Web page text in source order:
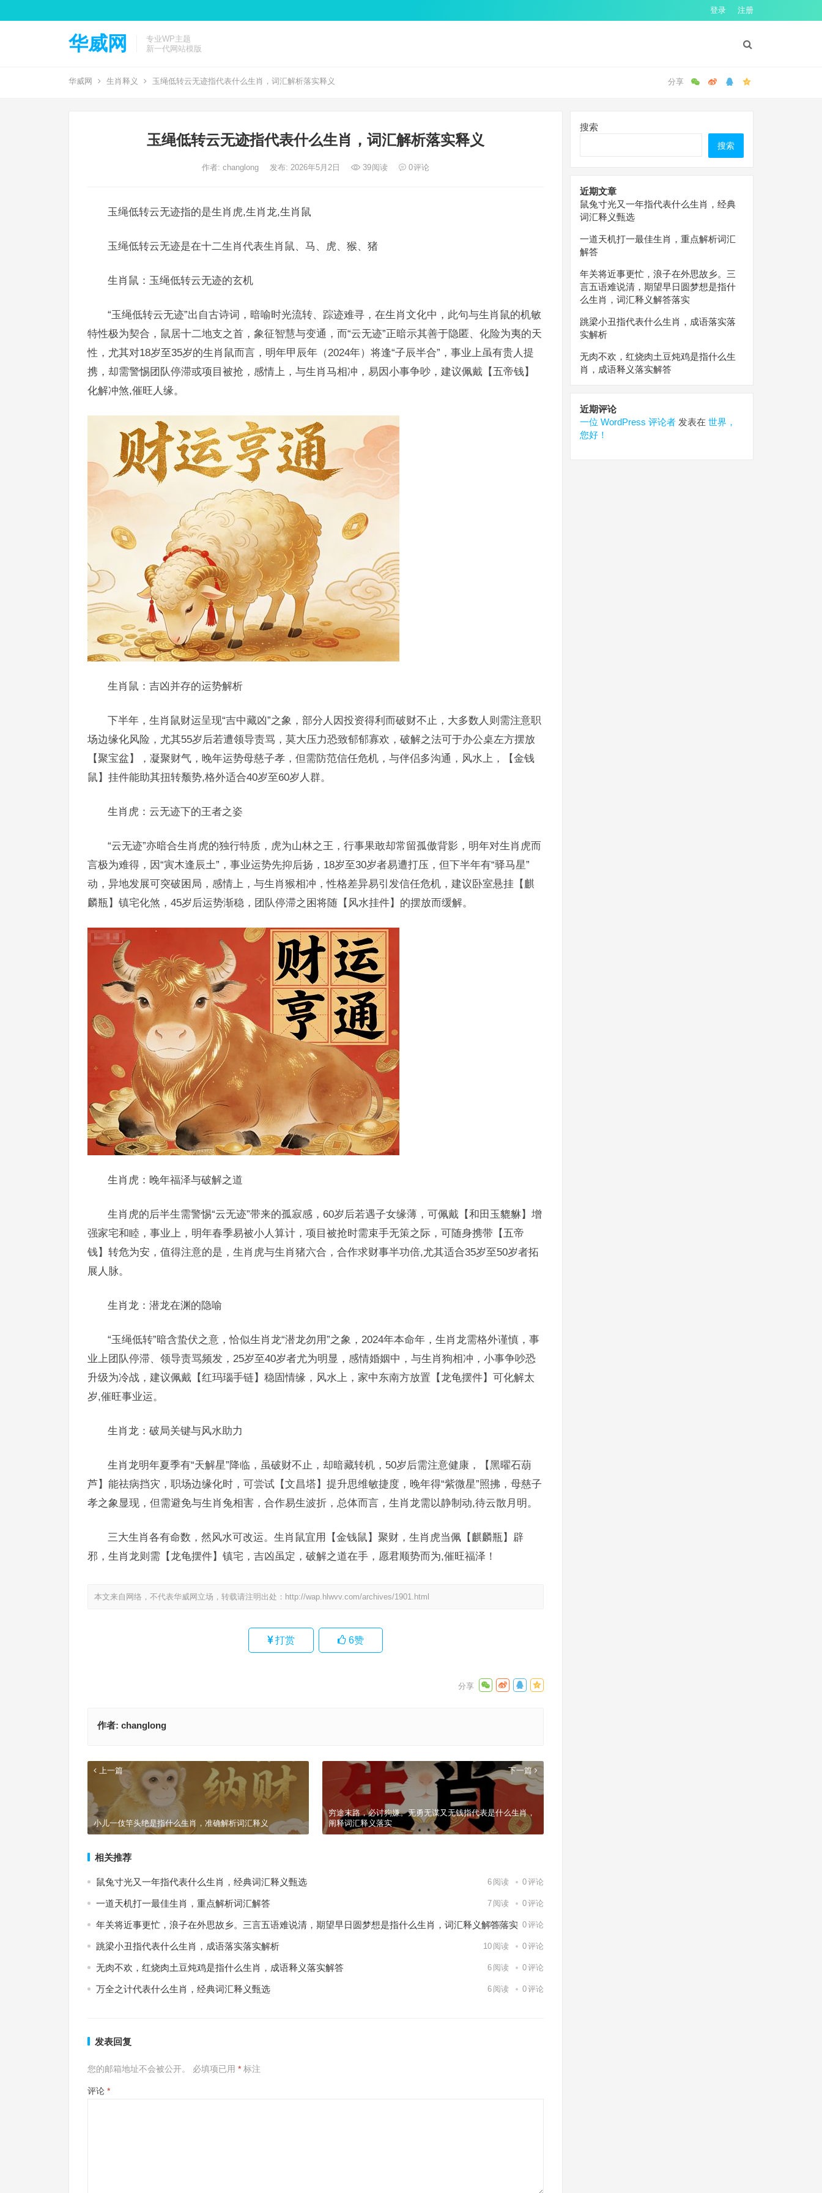
登录 注册
华威网
专业WP主题
新一代网站模版
华威网 生肖释义 玉绳低转云无迹指代表什么生肖，词汇解析落实释义
玉绳低转云无迹指代表什么生肖，词汇解析落实释义
作者: changlong 发布: 2026年5月2日 39阅读 0评论
玉绳低转云无迹指的是生肖虎,生肖龙,生肖鼠
玉绳低转云无迹是在十二生肖代表生肖鼠、马、虎、猴、猪
生肖鼠：玉绳低转云无迹的玄机
“玉绳低转云无迹”出自古诗词，暗喻时光流转、踪迹难寻，在生肖文化中，此句与生肖鼠的机敏
特性极为契合，鼠居十二地支之首，象征智慧与变通，而“云无迹”正暗示其善于隐匿、化险为夷的天
性，尤其对18岁至35岁的生肖鼠而言，明年甲辰年（2024年）将逢“子辰半合”，事业上虽有贵人提
携，却需警惕团队停滞或项目被抢，感情上，与生肖马相冲，易因小事争吵，建议佩戴【五帝钱】
化解冲煞,催旺人缘。
生肖鼠：吉凶并存的运势解析
下半年，生肖鼠财运呈现“吉中藏凶”之象，部分人因投资得利而破财不止，大多数人则需注意职
场边缘化风险，尤其55岁后若遭领导责骂，莫大压力恐致郁郁寡欢，破解之法可于办公桌左方摆放
【聚宝盆】，凝聚财气，晚年运势母慈子孝，但需防范信任危机，与伴侣多沟通，风水上，【金钱
鼠】挂件能助其扭转颓势,格外适合40岁至60岁人群。
生肖虎：云无迹下的王者之姿
“云无迹”亦暗合生肖虎的独行特质，虎为山林之王，行事果敢却常留孤傲背影，明年对生肖虎而
言极为难得，因“寅木逢辰土”，事业运势先抑后扬，18岁至30岁者易遭打压，但下半年有“驿马星”
动，异地发展可突破困局，感情上，与生肖猴相冲，性格差异易引发信任危机，建议卧室悬挂【麒
麟瓶】镇宅化煞，45岁后运势渐稳，团队停滞之困将随【风水挂件】的摆放而缓解。
生肖虎：晚年福泽与破解之道
生肖虎的后半生需警惕“云无迹”带来的孤寂感，60岁后若遇子女缘薄，可佩戴【和田玉貔貅】增
强家宅和睦，事业上，明年春季易被小人算计，项目被抢时需束手无策之际，可随身携带【五帝
钱】转危为安，值得注意的是，生肖虎与生肖猪六合，合作求财事半功倍,尤其适合35岁至50岁者拓
展人脉。
生肖龙：潜龙在渊的隐喻
“玉绳低转”暗含蛰伏之意，恰似生肖龙“潜龙勿用”之象，2024年本命年，生肖龙需格外谨慎，事
业上团队停滞、领导责骂频发，25岁至40岁者尤为明显，感情婚姻中，与生肖狗相冲，小事争吵恐
升级为冷战，建议佩戴【红玛瑙手链】稳固情缘，风水上，家中东南方放置【龙龟摆件】可化解太
岁,催旺事业运。
生肖龙：破局关键与风水助力
生肖龙明年夏季有“天解星”降临，虽破财不止，却暗藏转机，50岁后需注意健康，【黑曜石葫
芦】能祛病挡灾，职场边缘化时，可尝试【文昌塔】提升思维敏捷度，晚年得“紫微星”照拂，母慈子
孝之象显现，但需避免与生肖兔相害，合作易生波折，总体而言，生肖龙需以静制动,待云散月明。
三大生肖各有命数，然风水可改运。生肖鼠宜用【金钱鼠】聚财，生肖虎当佩【麒麟瓶】辟
邪，生肖龙则需【龙龟摆件】镇宅，吉凶虽定，破解之道在手，愿君顺势而为,催旺福泽！
本文来自网络，不代表华威网立场，转载请注明出处： http://wap.hlwvv.com/archives/1901.html
打赏 6赞
作者: changlong
上一篇
小儿一伎竿头绝是指什么生肖，准确解析词汇释义
下一篇
穷途末路，必讨狗嫌。无勇无谋又无钱指代表是什么生肖，
阐释词汇释义落实
相关推荐
鼠兔寸光又一年指代表什么生肖，经典词汇释义甄选 6 阅读 0评论
一道天机打一最佳生肖，重点解析词汇解答 7 阅读 0评论
年关将近事更忙，浪子在外思故乡。三言五语难说清，期望早日圆梦想是指什么生肖，词汇释义解答落实
9阅读 0评论
跳梁小丑指代表什么生肖，成语落实落实解析 10 阅读 0评论
无肉不欢，红烧肉土豆炖鸡是指什么生肖，成语释义落实解答 6 阅读 0评论
万全之计代表什么生肖，经典词汇释义甄选 6 阅读 0评论
发表回复
您的邮箱地址不会被公开。 必填项已用 * 标注
评论 *
搜索
搜索
近期文章
鼠兔寸光又一年指代表什么生肖，经典
词汇释义甄选
一道天机打一最佳生肖，重点解析词汇
解答
年关将近事更忙，浪子在外思故乡。三
言五语难说清，期望早日圆梦想是指什
么生肖，词汇释义解答落实
跳梁小丑指代表什么生肖，成语落实落
实解析
无肉不欢，红烧肉土豆炖鸡是指什么生
肖，成语释义落实解答
近期评论
一位 WordPress 评论者 发表在 世界，
您好！